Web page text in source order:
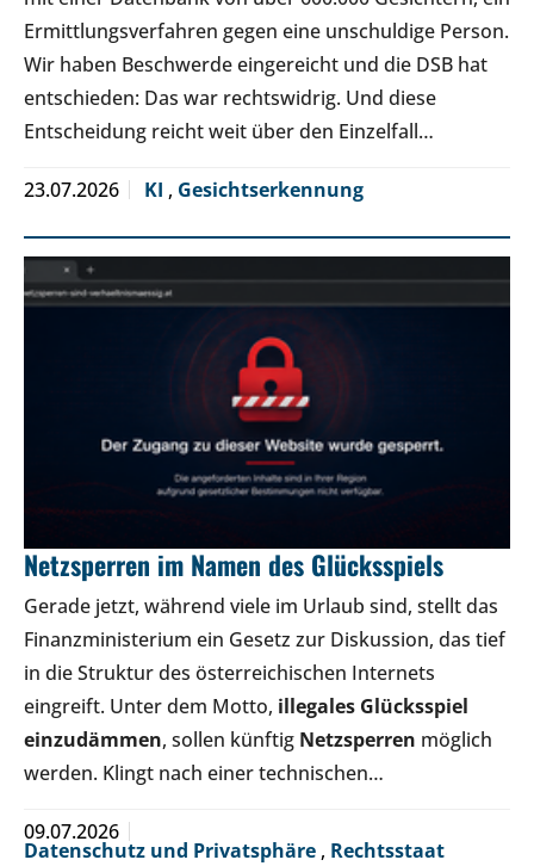
Ermittlungsverfahren gegen eine unschuldige Person.
Wir haben Beschwerde eingereicht und die DSB hat
entschieden: Das war rechtswidrig. Und diese
Entscheidung reicht weit über den Einzelfall…
23.07.2026 KI , Gesichtserkennung
Netzsperren im Namen des Glücksspiels
Gerade jetzt, während viele im Urlaub sind, stellt das
Finanzministerium ein Gesetz zur Diskussion, das tief
in die Struktur des österreichischen Internets
eingreift. Unter dem Motto, illegales Glücksspiel
einzudämmen, sollen künftig Netzsperren möglich
werden. Klingt nach einer technischen…
09.07.2026
Datenschutz und Privatsphäre , Rechtsstaat